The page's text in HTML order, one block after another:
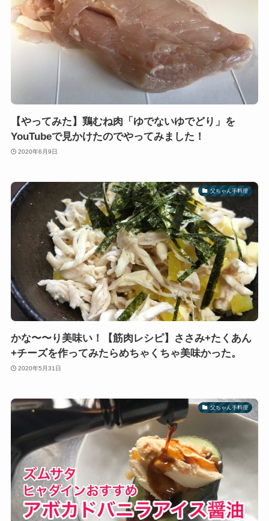
【やってみた】鶏むね肉「ゆでないゆでどり」を
YouTubeで見かけたのでやってみました！
2020年6月9日
父ちゃん手料理
かな〜〜り美味い！【筋肉レシピ】ささみ+たくあん
+チーズを作ってみたらめちゃくちゃ美味かった。
2020年5月31日
父ちゃん手料理